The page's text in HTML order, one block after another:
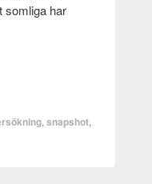
som­liga har
,snapshot,